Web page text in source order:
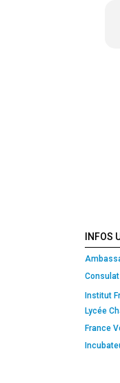
INFOS
Institut
Lycée
France